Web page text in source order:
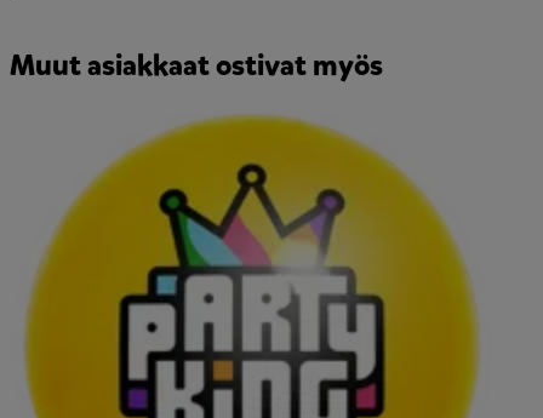
Muut asiakkaat ostivat myös